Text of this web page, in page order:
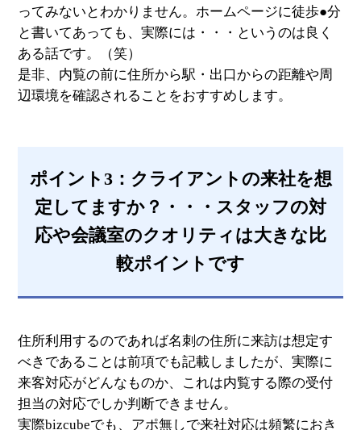
ってみないとわかりません。ホームページに徒歩●分
と書いてあっても、実際には・・・というのは良く
ある話です。（笑）
是非、内覧の前に住所から駅・出口からの距離や周
辺環境を確認されることをおすすめします。
ポイント3：クライアントの来社を想
定してますか？・・・スタッフの対
応や会議室のクオリティは大きな比
較ポイントです
住所利用するのであれば名刺の住所に来訪は想定す
べきであることは前項でも記載しましたが、実際に
来客対応がどんなものか、これは内覧する際の受付
担当の対応でしか判断できません。
実際bizcubeでも、アポ無しで来社対応は頻繁におき